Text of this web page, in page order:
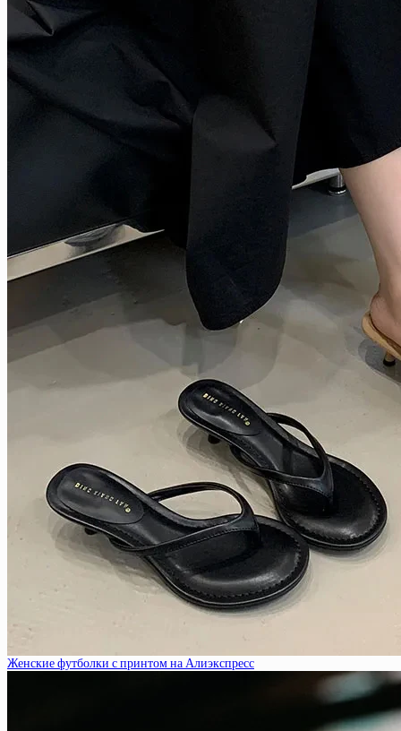
Женские футболки с принтом на Алиэкспресс